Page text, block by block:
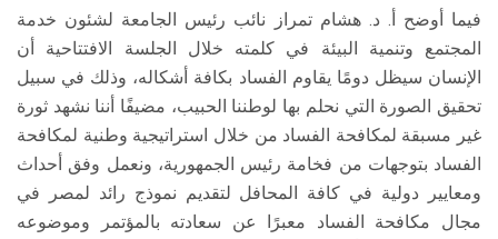
فيما أوضح أ. د. هشام تمراز نائب رئيس الجامعة لشئون خدمة
المجتمع وتنمية البيئة في كلمته خلال الجلسة الافتتاحية أن
الإنسان سيظل دومًا يقاوم الفساد بكافة أشكاله، وذلك في سبيل
تحقيق الصورة التي نحلم بها لوطننا الحبيب، مضيفًا أننا نشهد ثورة
غير مسبقة لمكافحة الفساد من خلال استراتيجية وطنية لمكافحة
الفساد بتوجهات من فخامة رئيس الجمهورية، ونعمل وفق أحداث
ومعايير دولية في كافة المحافل لتقديم نموذج رائد لمصر في
مجال مكافحة الفساد معبرًا عن سعادته بالمؤتمر وموضوعه